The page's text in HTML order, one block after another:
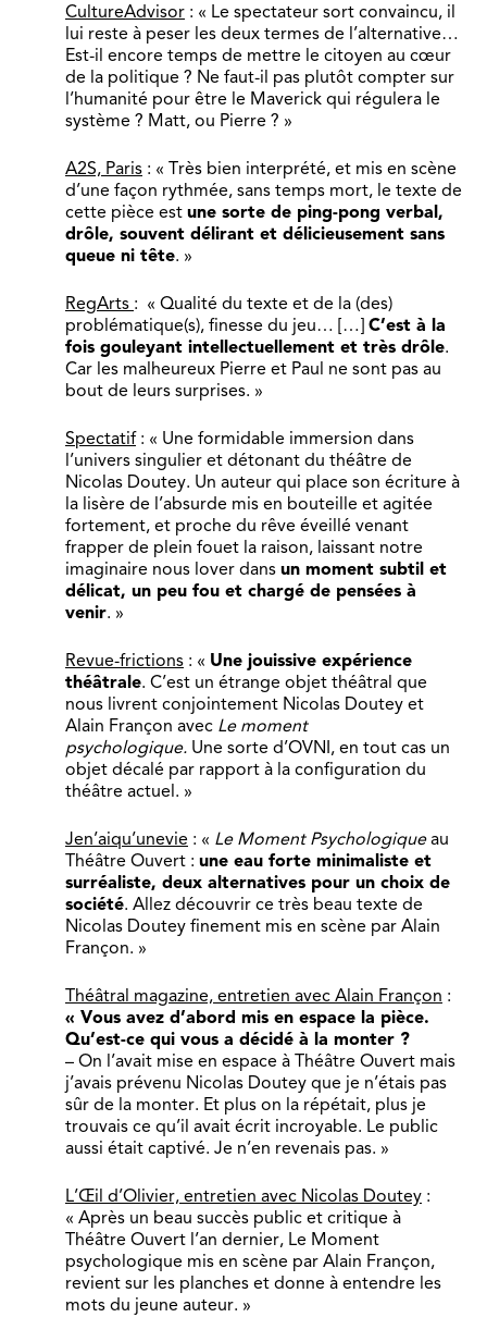
CultureAdvisor : « Le spectateur sort convaincu, il
lui reste à peser les deux termes de l’alternative…
Est-il encore temps de mettre le citoyen au cœur
de la politique ? Ne faut-il pas plutôt compter sur
l’humanité pour être le Maverick qui régulera le
système ? Matt, ou Pierre ? »
A2S, Paris : « Très bien interprété, et mis en scène
d’une façon rythmée, sans temps mort, le texte de
cette pièce est une sorte de ping-pong verbal,
drôle, souvent délirant et délicieusement sans
queue ni tête. »
RegArts : « Qualité du texte et de la (des)
problématique(s), finesse du jeu… […] C’est à la
fois gouleyant intellectuellement et très drôle.
Car les malheureux Pierre et Paul ne sont pas au
bout de leurs surprises. »
Spectatif: « Une formidable immersion dans
l’univers singulier et détonant du théâtre de
Nicolas Doutey. Un auteur qui place son écriture à
la lisère de l’absurde mis en bouteille et agitée
fortement, et proche du rêve éveillé venant
frapper de plein fouet la raison, laissant notre
imaginaire nous lover dans un moment subtil et
délicat, un peu fou et chargé de pensées à
venir. »
Revue-frictions : « Une jouissive expérience
théâtrale. C’est un étrange objet théâtral que
nous livrent conjointement Nicolas Doutey et
Alain Françon avec Le moment
psychologique. Une sorte d’OVNI, en tout cas un
objet décalé par rapport à la configuration du
théâtre actuel. »
Jen’aiqu’unevie : « Le Moment Psychologiqueau
Théâtre Ouvert : une eau forte minimaliste et
surréaliste, deux alternatives pour un choix de
société. Allez découvrir ce très beau texte de
Nicolas Doutey finement mis en scène par Alain
Françon. »
Théâtral magazine, entretien avec Alain Françon :
« Vous avez d’abord mis en espace la pièce.
Qu’est-ce qui vous a décidé à la monter ?
– On l’avait mise en espace à Théâtre Ouvert mais
j’avais prévenu Nicolas Doutey que je n’étais pas
sûr de la monter. Et plus on la répétait, plus je
trouvais ce qu’il avait écrit incroyable. Le public
aussi était captivé. Je n’en revenais pas. »
L’Œil d’Olivier, entretien avec Nicolas Doutey :
« Après un beau succès public et critique à
Théâtre Ouvert l’an dernier, Le Moment
psychologique mis en scène par Alain Françon,
revient sur les planches et donne à entendre les
mots du jeune auteur. »